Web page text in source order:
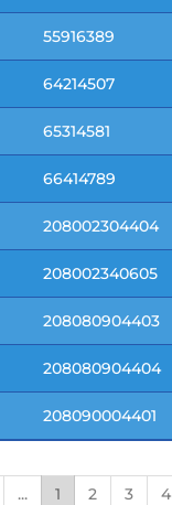
55916389
64214507
65314581
66414789
208002304404
208002340605
208080904403
208080904404
208090004401
... 1 2 3 4